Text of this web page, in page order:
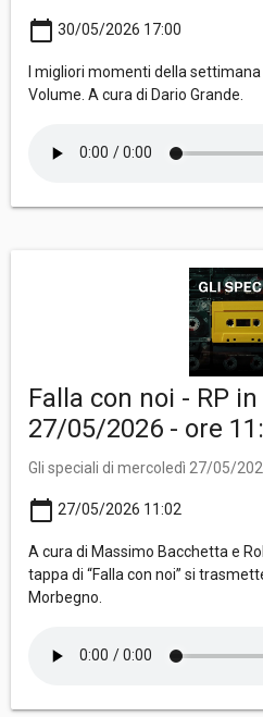
calendar_today 30/05/2026 17:00
I migliori momenti della
Volume. A cura di Dario Grande.
Falla con noi - RP
27/05/2026 - ore
Gli speciali di mercoledì 27/05/
calendar_today 27/05/2026 11:02
A cura di Massimo Bacchetta e
tappa di “Falla con noi” si
Morbegno.